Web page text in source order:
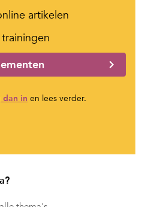
artikelen
dan in en lees verder.